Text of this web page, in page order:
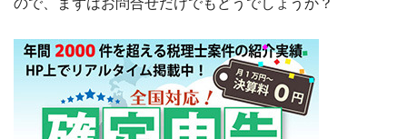
ので、まずはお問合せだけでもどうでしょうか？